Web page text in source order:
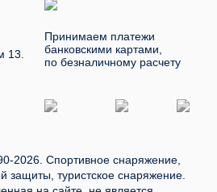
13.
Принимаем платежи
банковскими картами,
по безналичному расчету
Спортивное снаряжение,
защиты, туристское снаряжение.